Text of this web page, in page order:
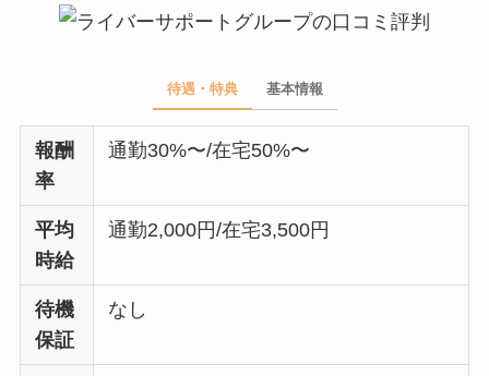
待遇・特典 基本情報
報酬
率
通勤30%〜/在宅50%〜
平均
時給
通勤2,000円/在宅3,500円
待機
保証
なし